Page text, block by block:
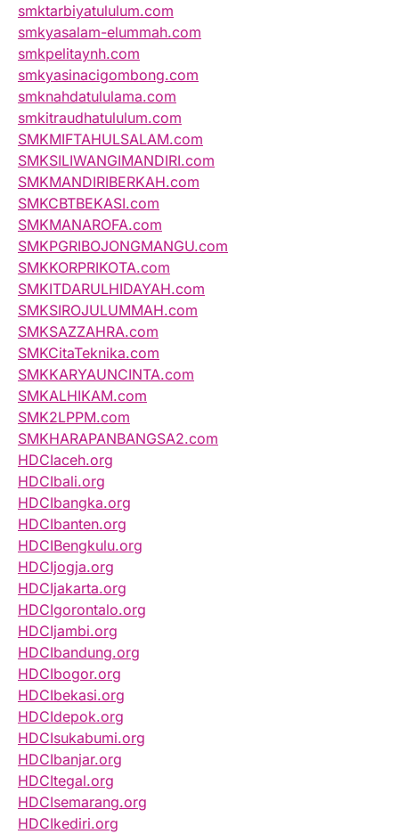
smktarbiyatululum.com
smkyasalam-elummah.com
smkpelitaynh.com
smkyasinacigombong.com
smknahdatululama.com
smkitraudhatululum.com
SMKMIFTAHULSALAM.com
SMKSILIWANGIMANDIRI.com
SMKMANDIRIBERKAH.com
SMKCBTBEKASI.com
SMKMANAROFA.com
SMKPGRIBOJONGMANGU.com
SMKKORPRIKOTA.com
SMKITDARULHIDAYAH.com
SMKSIROJULUMMAH.com
SMKSAZZAHRA.com
SMKCitaTeknika.com
SMKKARYAUNCINTA.com
SMKALHIKAM.com
SMK2LPPM.com
SMKHARAPANBANGSA2.com
HDCIaceh.org
HDCIbali.org
HDCIbangka.org
HDCIbanten.org
HDCIBengkulu.org
HDCIjogja.org
HDCIjakarta.org
HDCIgorontalo.org
HDCIjambi.org
HDCIbandung.org
HDCIbogor.org
HDCIbekasi.org
HDCIdepok.org
HDCIsukabumi.org
HDCIbanjar.org
HDCItegal.org
HDCIsemarang.org
HDCIkediri.org